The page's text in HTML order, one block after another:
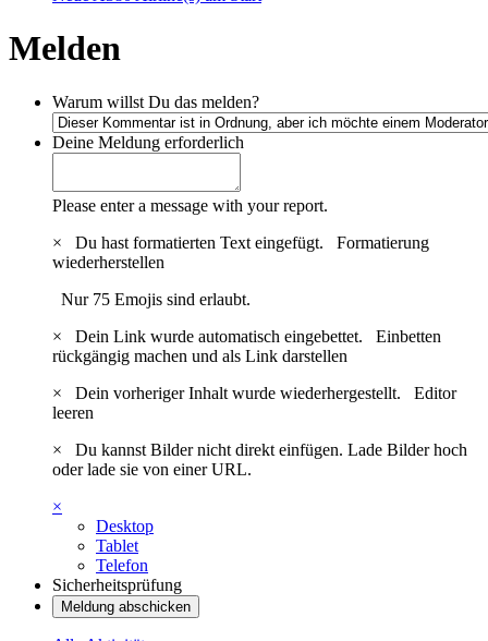
Melden
Warum willst Du das melden?
Deine Meldung erforderlich
Please enter a message with your report.
×
Du hast formatierten Text eingefügt. Formatierung
wiederherstellen
Nur 75 Emojis sind erlaubt.
×
Dein Link wurde automatisch eingebettet. Einbetten
rückgängig machen und als Link darstellen
×
Dein vorheriger Inhalt wurde wiederhergestellt. Editor
leeren
×
Du kannst Bilder nicht direkt einfügen. Lade Bilder hoch
oder lade sie von einer URL.
×
Desktop
Tablet
Telefon
Sicherheitsprüfung
Meldung abschicken